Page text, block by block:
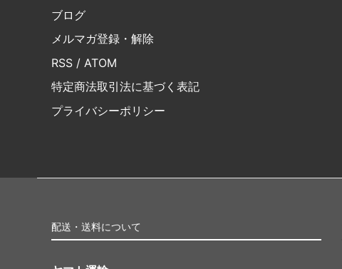
ブログ
メルマガ登録・解除
RSS / ATOM
特定商法取引法に基づく表記
プライバシーポリシー
配送・送料について